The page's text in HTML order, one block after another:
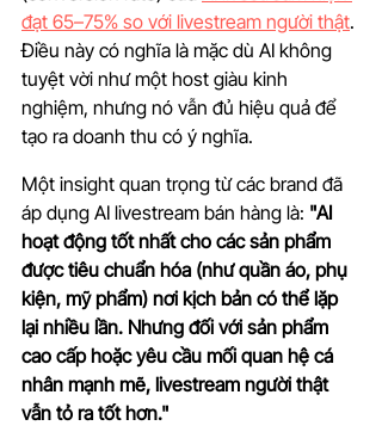
đạt 65–75% so với livestream người thật.
Điều này có nghĩa là mặc dù AI không
tuyệt vời như một host giàu kinh
nghiệm, nhưng nó vẫn đủ hiệu quả để
tạo ra doanh thu có ý nghĩa.
Một insight quan trọng từ các brand đã
áp dụng AI livestream bán hàng là: "AI
hoạt động tốt nhất cho các sản phẩm
được tiêu chuẩn hóa (như quần áo, phụ
kiện, mỹ phẩm) nơi kịch bản có thể lặp
lại nhiều lần. Nhưng đối với sản phẩm
cao cấp hoặc yêu cầu mối quan hệ cá
nhân mạnh mẽ, livestream người thật
vẫn tỏ ra tốt hơn."